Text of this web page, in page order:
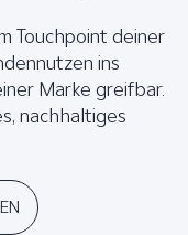
Touchpoint deiner
ins
Marke greifbar.
nachhaltiges